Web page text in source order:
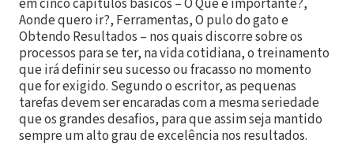
em cinco capítulos básicos – O Que é importante?,
Aonde quero ir?, Ferramentas, O pulo do gato e
Obtendo Resultados – nos quais discorre sobre os
processos para se ter, na vida cotidiana, o treinamento
que irá definir seu sucesso ou fracasso no momento
que for exigido. Segundo o escritor, as pequenas
tarefas devem ser encaradas com a mesma seriedade
que os grandes desafios, para que assim seja mantido
sempre um alto grau de excelência nos resultados.